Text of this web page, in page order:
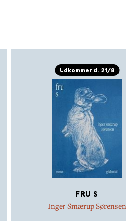
Udkommer d. 21/8
FRU S
Inger Smærup Sørensen